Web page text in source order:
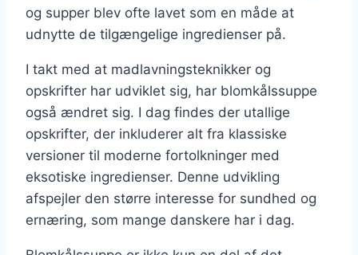
og supper blev ofte lavet som en måde at
udnytte de tilgængelige ingredienser på.
I takt med at madlavningsteknikker og
opskrifter har udviklet sig, har blomkålssuppe
også ændret sig. I dag findes der utallige
opskrifter, der inkluderer alt fra klassiske
versioner til moderne fortolkninger med
eksotiske ingredienser. Denne udvikling
afspejler den større interesse for sundhed og
ernæring, som mange danskere har i dag.